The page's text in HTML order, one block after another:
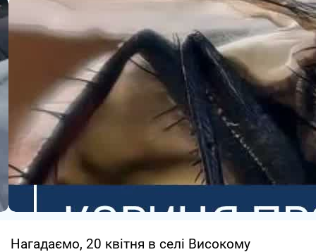
Нагадаємо, 20 квітня в селі Високому